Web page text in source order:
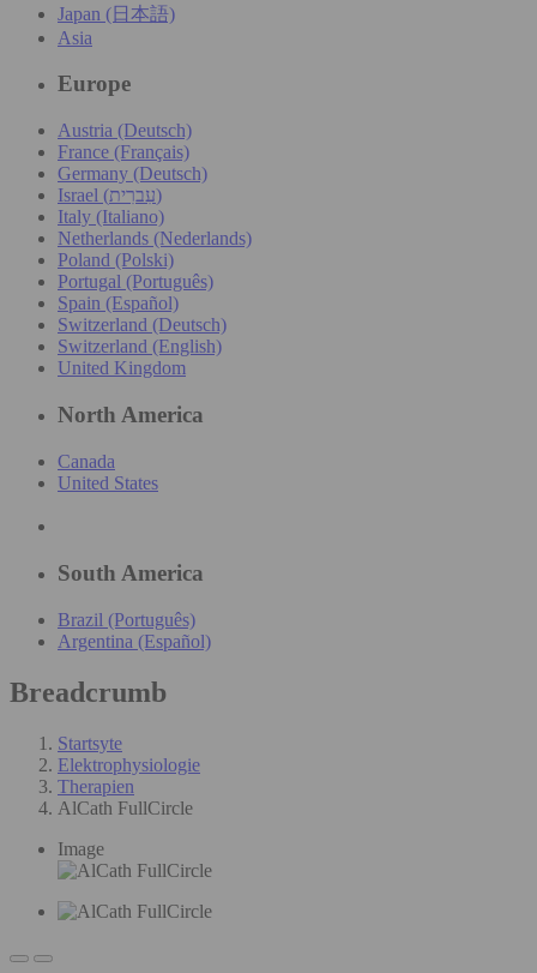
Japan (日本語)
Asia
Europe
Austria (Deutsch)
France (Français)
Germany (Deutsch)
Israel (עִברִית)
Italy (Italiano)
Netherlands (Nederlands)
Poland (Polski)
Portugal (Português)
Spain (Español)
Switzerland (Deutsch)
Switzerland (English)
United Kingdom
North America
Canada
United States
South America
Brazil (Português)
Argentina (Español)
Breadcrumb
Startsyte
Elektrophysiologie
Therapien
AlCath FullCircle
Image